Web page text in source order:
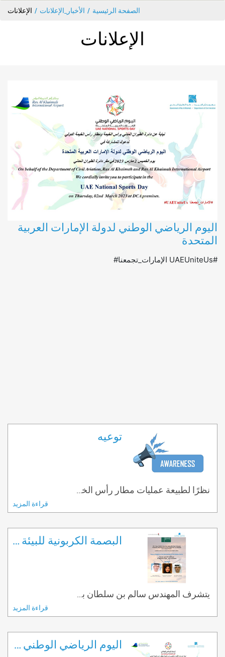
الصفحة الرئيسية الأخبار_الإعلانات الإعلانات
الإعلانات
اليوم الرياضي الوطني لدولة الإمارات العربية
المتحدة
#UAEUniteUs الإمارات_تجمعنا#
توعيه
نظرًا لطبيعة عمليات مطار رأس الخيمة الد ..
قراءة المزيد
البصمة الكربونية للبيئة في قطا ..
يتشرف المهندس سالم بن سلطان بن صقر ..
قراءة المزيد
اليوم الرياضي الوطني لدولة الإ ..